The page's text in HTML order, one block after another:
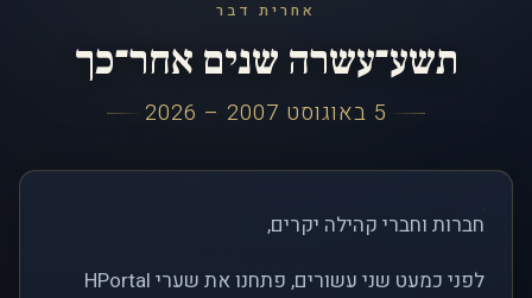
אחרית דבר
תשע־עשרה שנים אחר־כך
5 באוגוסט 2007 – 2026
חברות וחברי קהילה יקרים,
לפני כמעט שני עשורים, פתחנו את שערי HPortal